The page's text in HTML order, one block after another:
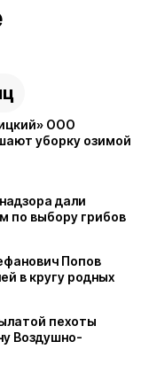
ООО
уборку озимой
дали
по выбору грибов
Попов
в кругу родных
пехоты
Воздушно-